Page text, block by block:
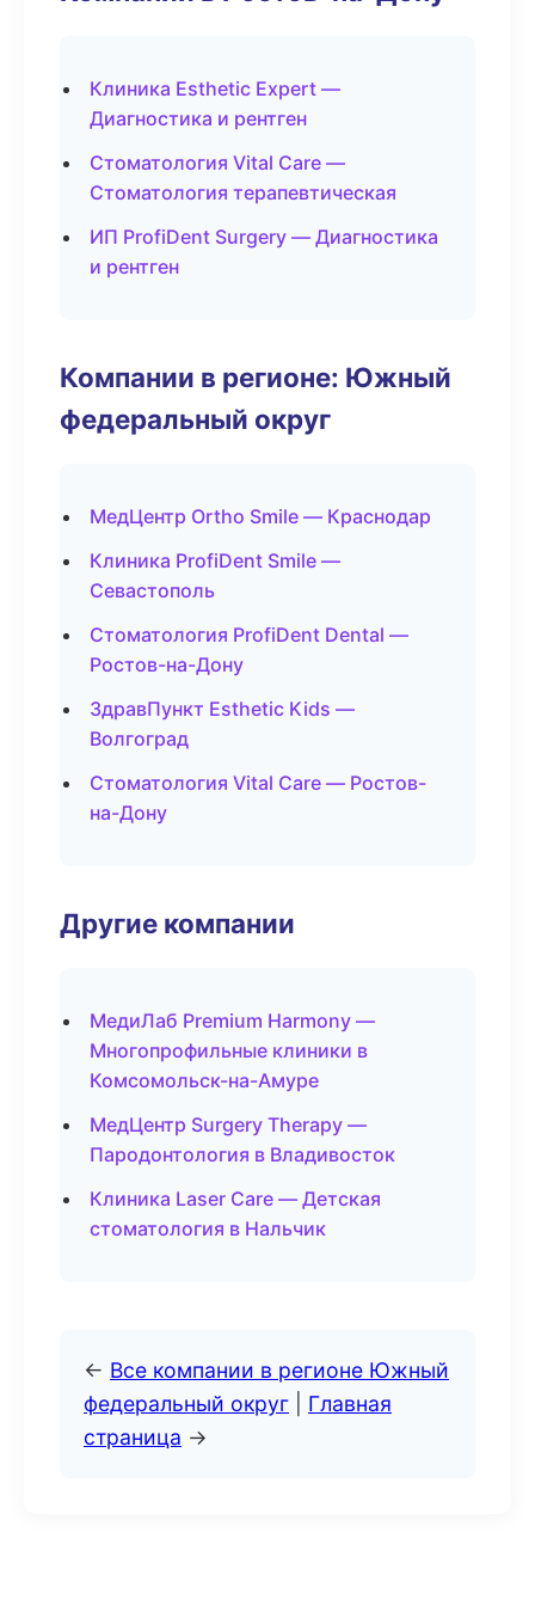
Клиника Esthetic Expert —
Диагностика и рентген
Стоматология Vital Care —
Стоматология терапевтическая
ИП ProfiDent Surgery — Диагностика
и рентген
Компании в регионе: Южный
федеральный округ
МедЦентр Ortho Smile — Краснодар
Клиника ProfiDent Smile —
Севастополь
Стоматология ProfiDent Dental —
Ростов-на-Дону
ЗдравПункт Esthetic Kids —
Волгоград
Стоматология Vital Care — Ростов-
на-Дону
Другие компании
МедиЛаб Premium Harmony —
Многопрофильные клиники в
Комсомольск-на-Амуре
МедЦентр Surgery Therapy —
Пародонтология в Владивосток
Клиника Laser Care — Детская
стоматология в Нальчик
← Все компании в регионе Южный
федеральный округ
Главная
страница →